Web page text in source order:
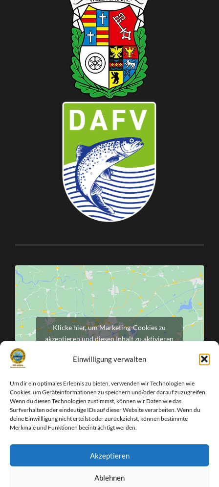
Einwilligung verwalten
Um dir ein optimales Erlebnis zu bieten, verwenden wir Technologien wie
Cookies, um Geräteinformationen zu speichern und/oder darauf zuzugreifen.
Wenn du diesen Technologien zustimmst, können wir Daten wie das
Surfverhalten oder eindeutige IDs auf dieser Website verarbeiten. Wenn du
deine Einwillligung nicht erteilst oder zurückziehst, können bestimmte
Merkmale und Funktionen beeinträchtigt werden.
Akzeptieren
Ablehnen
Klicke hier, um Marketing-Cookies zu
akzeptieren und diesen Inhalt zu aktivieren
Facebook
Instagram